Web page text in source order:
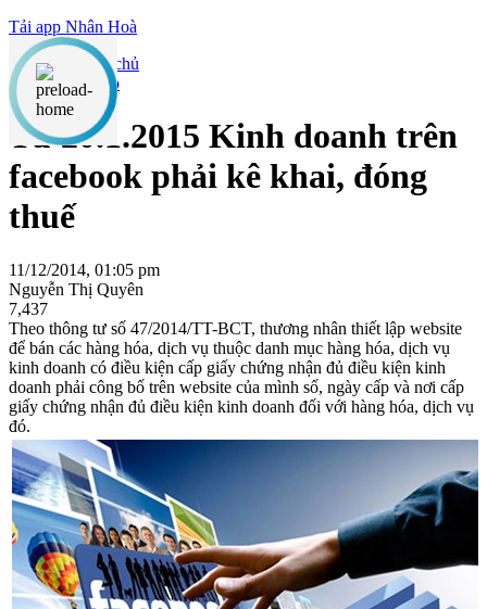
Tải app Nhân Hoà
Web4step
Từ 20.1.2015 Kinh doanh trên
facebook phải kê khai, đóng
thuế
11/12/2014, 01:05 pm
Nguyễn Thị Quyên
7,437
Theo thông tư số 47/2014/TT-BCT, thương nhân thiết lập website
để bán các hàng hóa, dịch vụ thuộc danh mục hàng hóa, dịch vụ
kinh doanh có điều kiện cấp giấy chứng nhận đủ điều kiện kinh
doanh phải công bố trên website của mình số, ngày cấp và nơi cấp
giấy chứng nhận đủ điều kiện kinh doanh đối với hàng hóa, dịch vụ
đó.